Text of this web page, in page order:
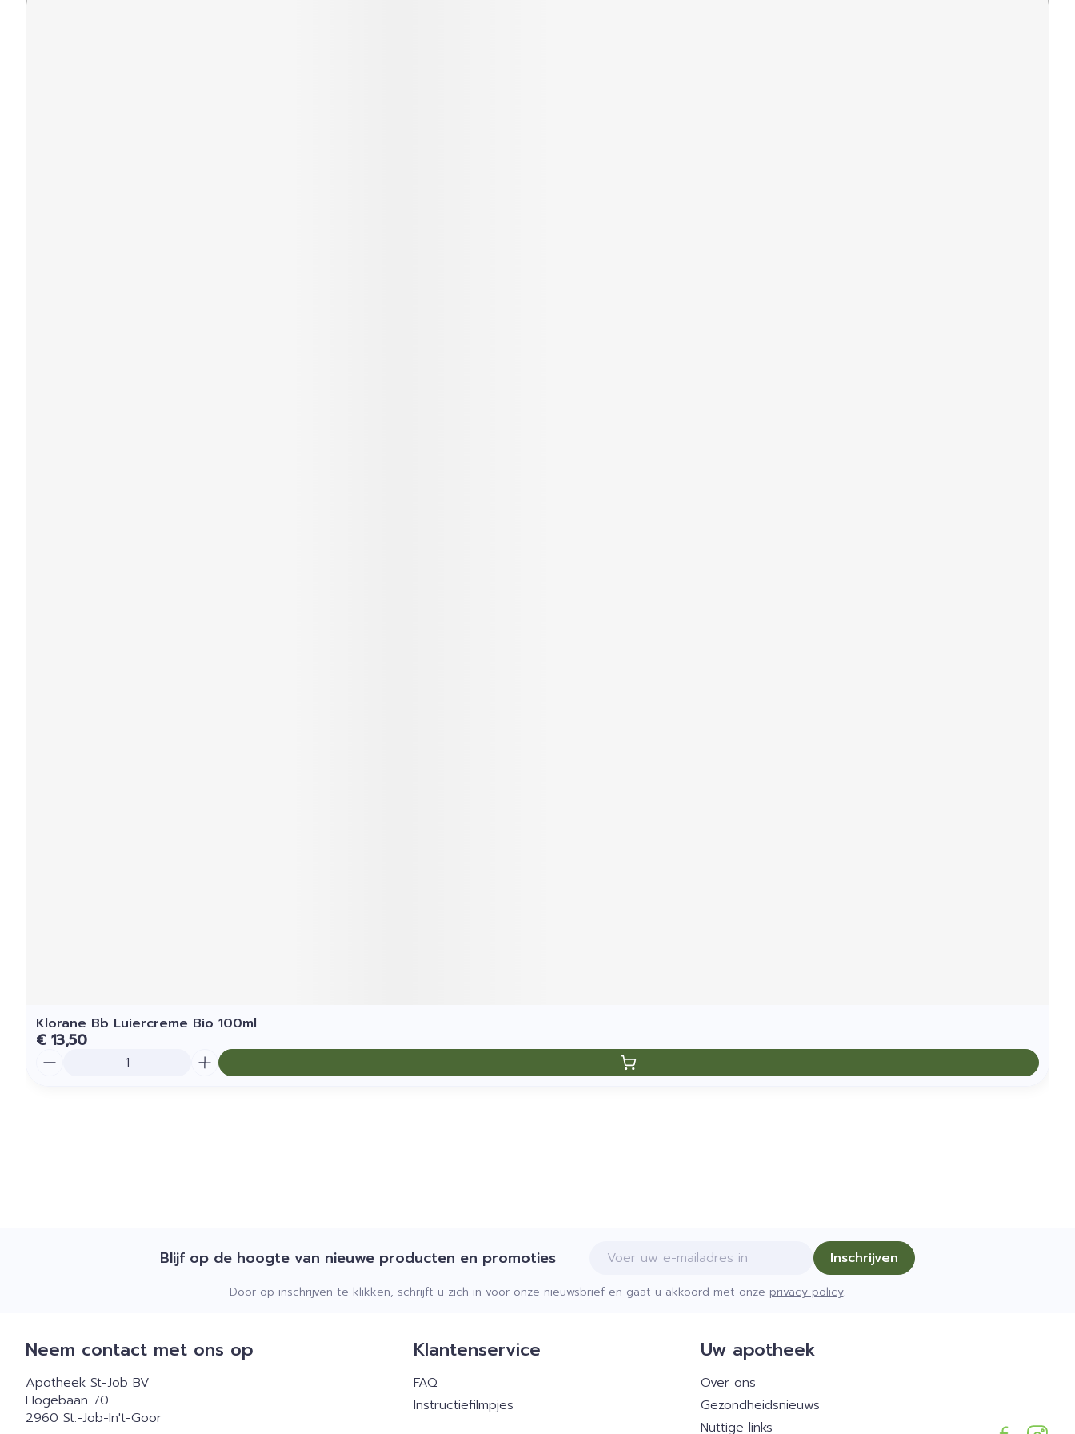
Klorane Bb Luiercreme Bio 100ml
€ 13,50
Blijf op de hoogte van nieuwe producten en promoties Inschrijven
Door op inschrijven te klikken, schrijft u zich in voor onze nieuwsbrief en gaat u akkoord met onze privacy policy.
Neem contact met ons op
Apotheek St-Job BV
Hogebaan 70
2960 St.-Job-In't-Goor
Klantenservice
FAQ
Instructiefilmpjes
Uw apotheek
Over ons
Gezondheidsnieuws
Nuttige links